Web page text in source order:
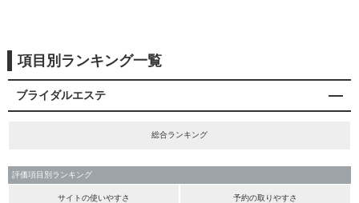
項目別ランキング一覧
ブライダルエステ
総合ランキング
評価項目別ランキング
サイトの使いやすさ 予約の取りやすさ